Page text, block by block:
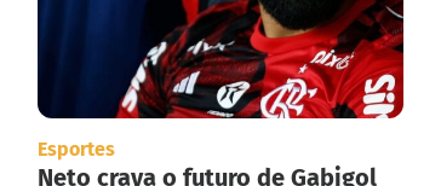
Esportes
Neto crava o futuro de Gabigol